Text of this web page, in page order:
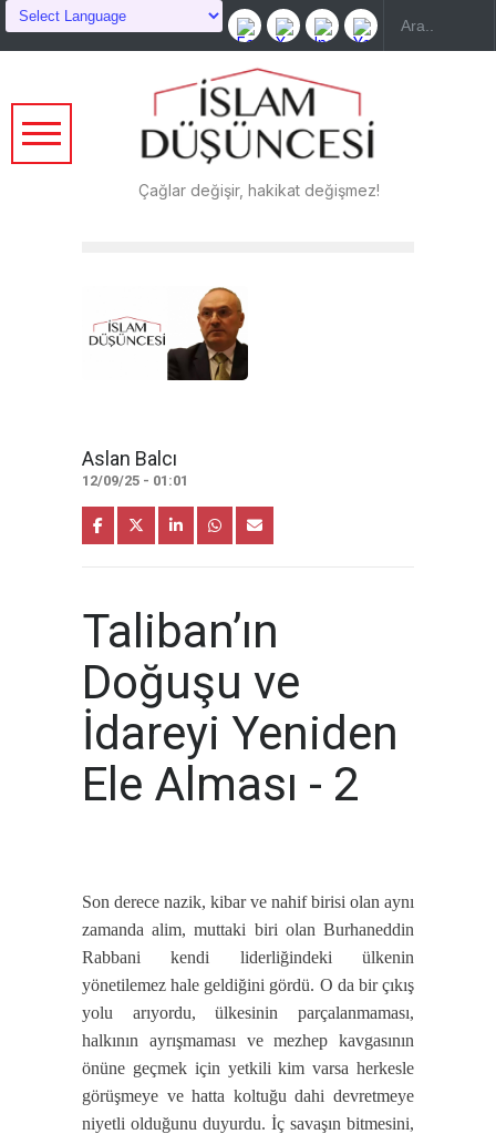
Çağlar değişir, hakikat değişmez!
Aslan Balcı
12/09/25 - 01:01
Taliban’ın
Doğuşu ve
İdareyi Yeniden
Ele Alması - 2
Son derece nazik, kibar ve nahif birisi olan aynı
zamanda alim, muttaki biri olan Burhaneddin
Rabbani kendi liderliğindeki ülkenin
yönetilemez hale geldiğini gördü. O da bir çıkış
yolu arıyordu, ülkesinin parçalanmaması,
halkının ayrışmaması ve mezhep kavgasının
önüne geçmek için yetkili kim varsa herkesle
görüşmeye ve hatta koltuğu dahi devretmeye
niyetli olduğunu duyurdu. İç savaşın bitmesini,